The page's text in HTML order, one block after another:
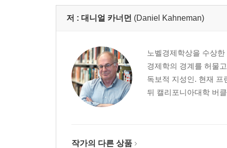
이해의 착각
정당성의 착각
언제 믿을 수 있을까
외부 관점
자본주의의 엔진
4 선택 Choices
전망 이론
저 : 대니얼 카너먼 (Daniel Kahneman)
노벨경제학상을 수상
경제학의 경계를 허물
독보적 지성인. 현재
뒤 캘리포니아대학 버
작가의 다른 상품